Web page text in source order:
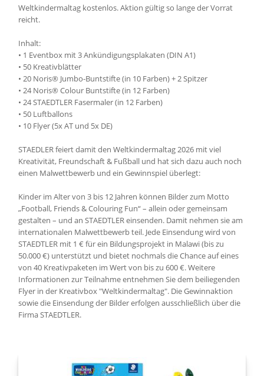
Weltkindermaltag kostenlos. Aktion gültig so lange der Vorrat
reicht.
Inhalt:
• 1 Eventbox mit 3 Ankündigungsplakaten (DIN A1)
• 50 Kreativblätter
• 20 Noris® Jumbo-Buntstifte (in 10 Farben) + 2 Spitzer
• 24 Noris® Colour Buntstifte (in 12 Farben)
• 24 STAEDTLER Fasermaler (in 12 Farben)
• 50 Luftballons
• 10 Flyer (5x AT und 5x DE)
STAEDLER feiert damit den Weltkindermaltag 2026 mit viel
Kreativität, Freundschaft & Fußball und hat sich dazu auch noch
einen Malwettbewerb und ein Gewinnspiel überlegt:
Kinder im Alter von 3 bis 12 Jahren können Bilder zum Motto
„Football, Friends & Colouring Fun“ – allein oder gemeinsam
gestalten – und an STAEDTLER einsenden. Damit nehmen sie am
internationalen Malwettbewerb teil. Jede Einsendung wird von
STAEDTLER mit 1 € für ein Bildungsprojekt in Malawi (bis zu
50.000 €) unterstützt und bietet nochmals die Chance auf eines
von 40 Kreativpaketen im Wert von bis zu 600 €. Weitere
Informationen zur Teilnahme entnehmen Sie dem beiliegenden
Flyer in der Kreativbox "Weltkindermaltag". Die Gewinnaktion
sowie die Einsendung der Bilder erfolgen ausschließlich über die
Firma STAEDTLER.